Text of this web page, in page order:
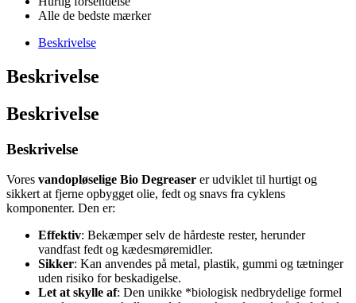
Alle de bedste mærker
Beskrivelse
Beskrivelse
Beskrivelse
Beskrivelse
Vores vandopløselige Bio Degreaser er udviklet til hurtigt og
sikkert at fjerne opbygget olie, fedt og snavs fra cyklens
komponenter. Den er:
Effektiv: Bekæmper selv de hårdeste rester, herunder
vandfast fedt og kædesmøremidler.
Sikker: Kan anvendes på metal, plastik, gummi og tætninger
uden risiko for beskadigelse.
Let at skylle af: Den unikke *biologisk nedbrydelige formel